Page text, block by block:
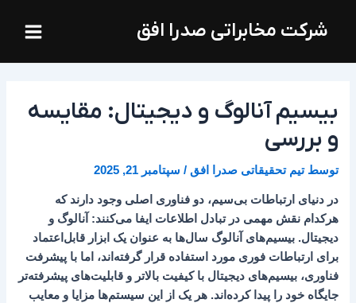
شرکت مخابراتی صدرا افق
Menu
بیسیم آنالوگ و دیجیتال: مقایسه
و بررسی
توسطتیم تحقیقاتی صدرا افق/ سپتامبر 21, 2025
در دنیای ارتباطات بی‌سیم، دو فناوری اصلی وجود دارند که
هرکدام نقش مهمی در تبادل اطلاعات ایفا می‌کنند: آنالوگ و
دیجیتال. بیسیم‌های آنالوگ سال‌ها به عنوان یک ابزار قابل‌اعتماد
برای ارتباطات فوری مورد استفاده قرار گرفته‌اند، اما با پیشرفت
فناوری، بیسیم‌های دیجیتال با کیفیت بالاتر و قابلیت‌های پیشرفته‌تر
جایگاه خود را پیدا کرده‌اند. هر یک از این سیستم‌ها مزایا و معایب